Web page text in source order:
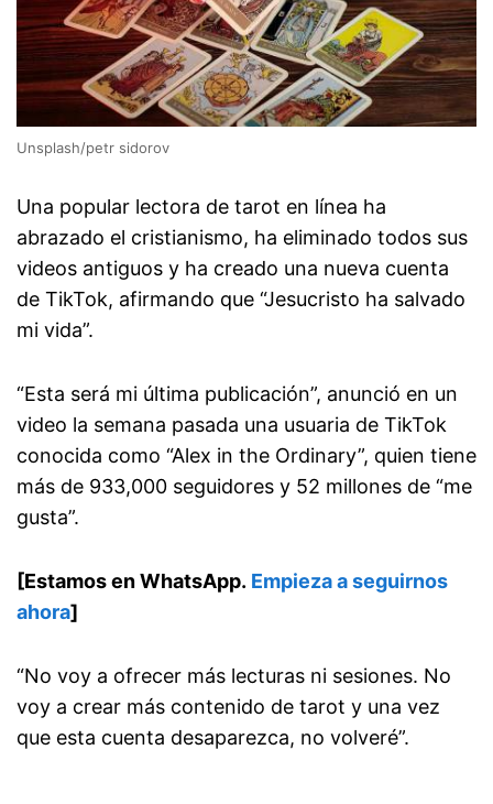
Unsplash/petr sidorov
Una popular lectora de tarot en línea ha
abrazado el cristianismo, ha eliminado todos sus
videos antiguos y ha creado una nueva cuenta
de TikTok, afirmando que “Jesucristo ha salvado
mi vida”.
“Esta será mi última publicación”, anunció en un
video la semana pasada una usuaria de TikTok
conocida como “Alex in the Ordinary”, quien tiene
más de 933,000 seguidores y 52 millones de “me
gusta”.
[Estamos en WhatsApp. Empieza a seguirnos
ahora]
“No voy a ofrecer más lecturas ni sesiones. No
voy a crear más contenido de tarot y una vez
que esta cuenta desaparezca, no volveré”.